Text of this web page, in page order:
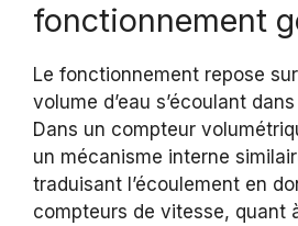
fonctionnement
Le fonctionnement repose
volume d’eau s’écoulant
Dans un compteur
un mécanisme interne
traduisant l’écoulement en
compteurs de vitesse, quant